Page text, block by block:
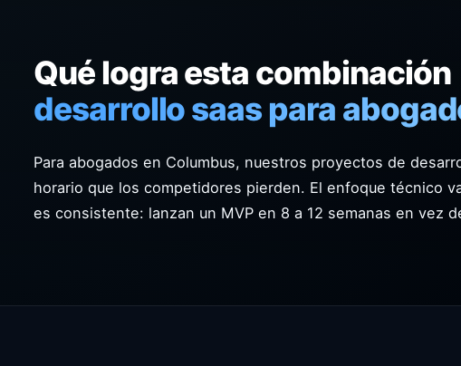
Qué logra esta combinación
desarrollo saas para
Para abogados en Columbus, nuestros proyectos de
horario que los competidores pierden. El enfoque técnico
es consistente: lanzan un MVP en 8 a 12 semanas en vez